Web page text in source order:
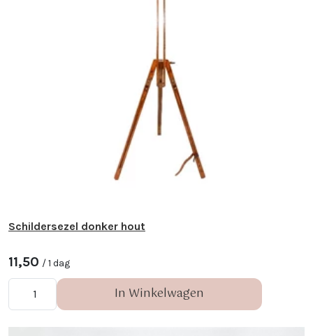
Schildersezel donker hout
11,50 / 1 dag
In Winkelwagen